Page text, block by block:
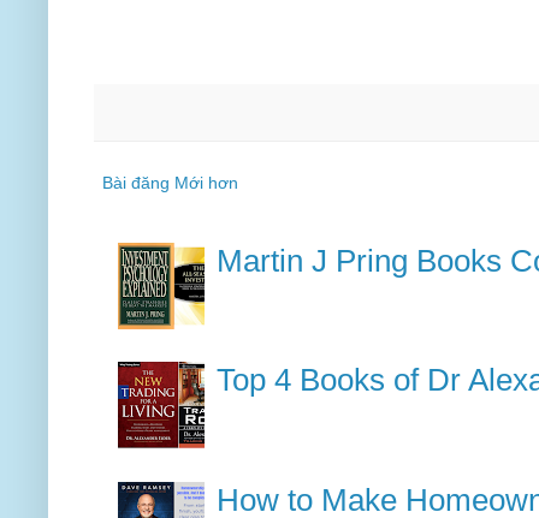
Bài đăng Mới hơn
Martin J Pring Books
Top 4 Books of Dr
How to Make